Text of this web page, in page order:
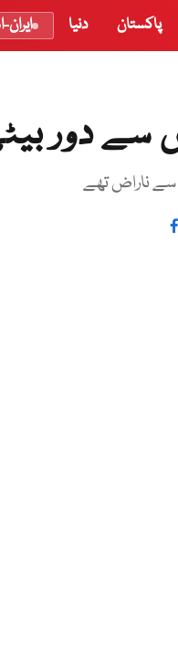
پاکستان دنیا
سے ناراض تھے